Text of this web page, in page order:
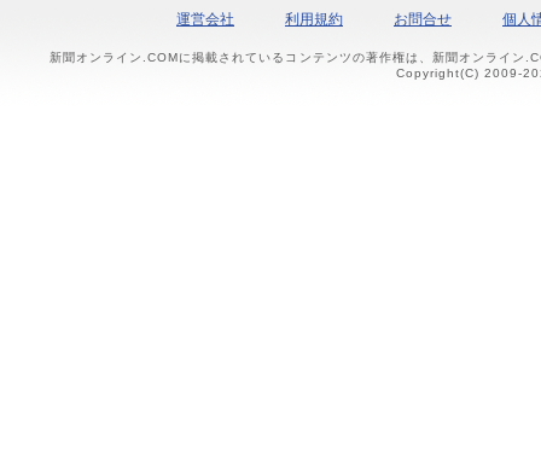
運営会社 利用規約 お問合せ 個人
新聞オンライン.COMに掲載されているコンテンツの著作権は、新聞オンライン
Copyright(C) 2009-